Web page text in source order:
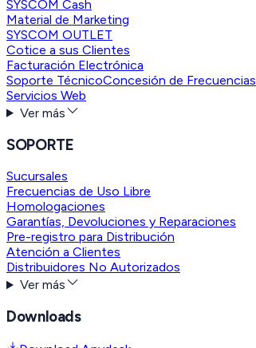
SYSCOM Cash
Material de Marketing
SYSCOM OUTLET
Cotice a sus Clientes
Facturación Electrónica
Soporte TécnicoConcesión de Frecuencias
Servicios Web
Ver más
SOPORTE
Sucursales
Frecuencias de Uso Libre
Homologaciones
Garantías, Devoluciones y Reparaciones
Pre-registro para Distribución
Atención a Clientes
Distribuidores No Autorizados
Ver más
Downloads